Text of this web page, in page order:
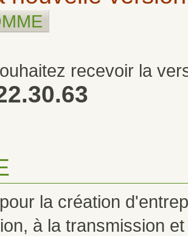
recevoir la
la création
à la transmission